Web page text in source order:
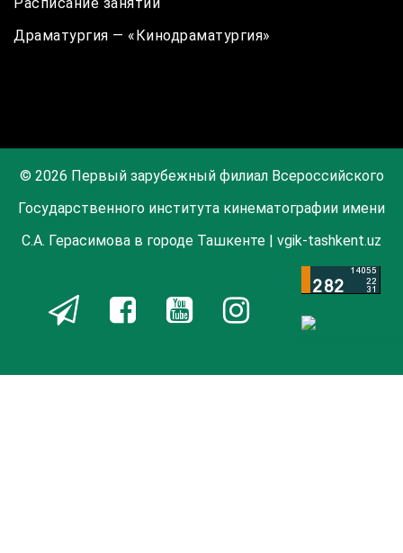
Драматургия — «Кинодраматургия»
© 2026 Первый зарубежный филиал Всероссийского
Государственного института кинематографии имени
С.А. Герасимова в городе Ташкенте | vgik-tashkent.uz